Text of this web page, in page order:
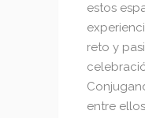
estos
reto y
entre